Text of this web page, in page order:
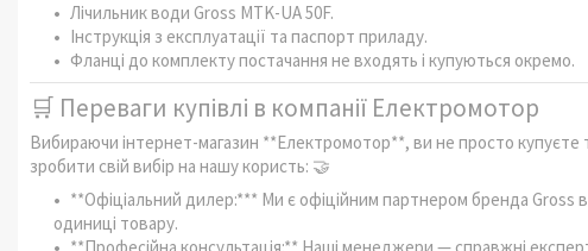
Лічильник води Gross MTK-UA 50F.
Інструкція з експлуатації та паспорт приладу.
Фланці до комплекту постачання не входять і купуються окремо.
🛒 Переваги купівлі в компанії Електромотор
Вибираючи інтернет-магазин **Електромотор**, ви не просто
зробити свій вибір на нашу користь: 🤝
**Офіціальний дилер:*** Ми є офіційним партнером бренда Gross в
одиниці товару.